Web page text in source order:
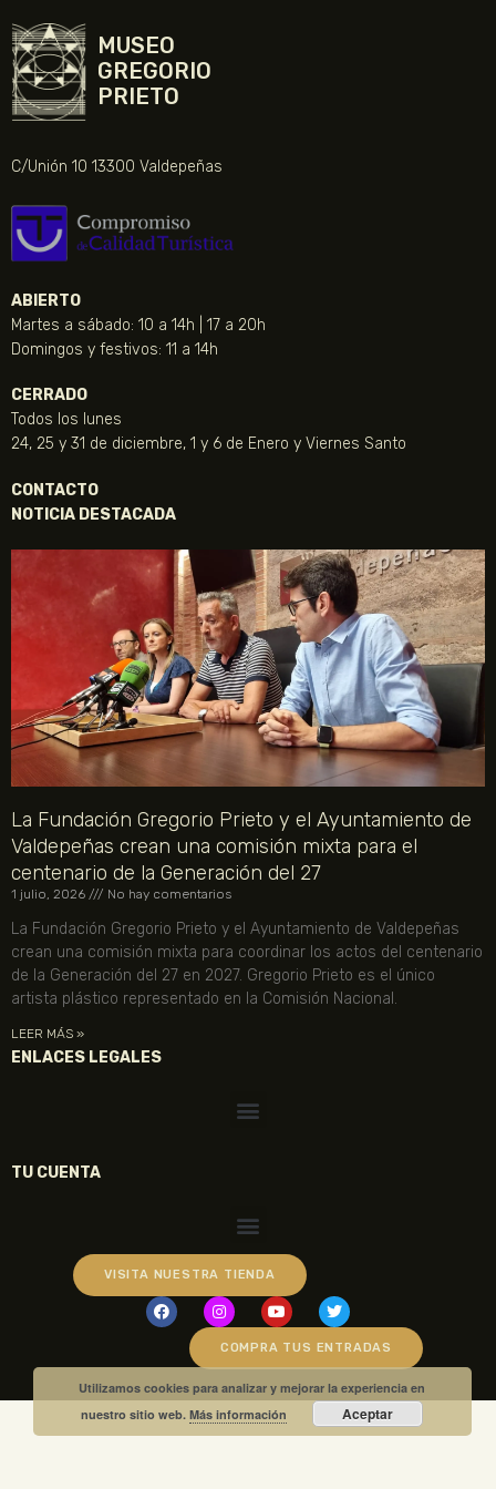
MUSEO
GREGORIO
PRIETO
C/Unión 10 13300 Valdepeñas
ABIERTO
Martes a sábado: 10 a 14h | 17 a 20h
Domingos y festivos: 11 a 14h
CERRADO
Todos los lunes
24, 25 y 31 de diciembre, 1 y 6 de Enero y Viernes Santo
CONTACTO
NOTICIA DESTACADA
La Fundación Gregorio Prieto y el Ayuntamiento de
Valdepeñas crean una comisión mixta para el
centenario de la Generación del 27
1 julio, 2026 No hay comentarios
La Fundación Gregorio Prieto y el Ayuntamiento de Valdepeñas
crean una comisión mixta para coordinar los actos del centenario
de la Generación del 27 en 2027. Gregorio Prieto es el único
artista plástico representado en la Comisión Nacional.
LEER MÁS »
ENLACES LEGALES
TU CUENTA
VISITA NUESTRA TIENDA
COMPRA TUS ENTRADAS
Utilizamos cookies para analizar y mejorar la experiencia en
nuestro sitio web.Más información Aceptar